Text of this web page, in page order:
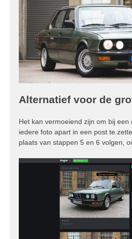
Alternatief voor de
Het kan vermoeiend zijn om bij
iedere foto apart in een post te
plaats van stappen 5 en 6 volgen,